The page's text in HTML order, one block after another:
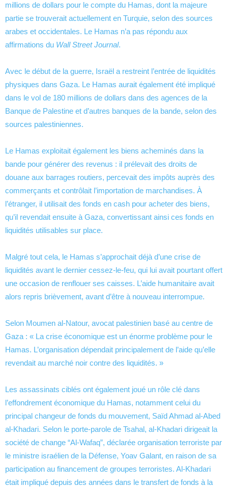
millions de dollars pour le compte du Hamas, dont la majeure
partie se trouverait actuellement en Turquie, selon des sources
arabes et occidentales. Le Hamas n’a pas répondu aux
affirmations du Wall Street Journal.
Avec le début de la guerre, Israël a restreint l’entrée de liquidités
physiques dans Gaza. Le Hamas aurait également été impliqué
dans le vol de 180 millions de dollars dans des agences de la
Banque de Palestine et d’autres banques de la bande, selon des
sources palestiniennes.
Le Hamas exploitait également les biens acheminés dans la
bande pour générer des revenus : il prélevait des droits de
douane aux barrages routiers, percevait des impôts auprès des
commerçants et contrôlait l’importation de marchandises. À
l’étranger, il utilisait des fonds en cash pour acheter des biens,
qu’il revendait ensuite à Gaza, convertissant ainsi ces fonds en
liquidités utilisables sur place.
Malgré tout cela, le Hamas s’approchait déjà d’une crise de
liquidités avant le dernier cessez-le-feu, qui lui avait pourtant offert
une occasion de renflouer ses caisses. L’aide humanitaire avait
alors repris brièvement, avant d’être à nouveau interrompue.
Selon Moumen al-Natour, avocat palestinien basé au centre de
Gaza : « La crise économique est un énorme problème pour le
Hamas. L’organisation dépendait principalement de l’aide qu’elle
revendait au marché noir contre des liquidités. »
Les assassinats ciblés ont également joué un rôle clé dans
l’effondrement économique du Hamas, notamment celui du
principal changeur de fonds du mouvement, Saïd Ahmad al-Abed
al-Khadari. Selon le porte-parole de Tsahal, al-Khadari dirigeait la
société de change “Al-Wafaq”, déclarée organisation terroriste par
le ministre israélien de la Défense, Yoav Galant, en raison de sa
participation au financement de groupes terroristes. Al-Khadari
était impliqué depuis des années dans le transfert de fonds à la